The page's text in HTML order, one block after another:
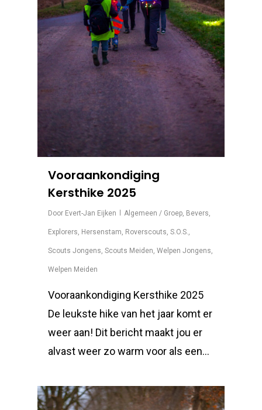
Vooraankondiging
Kersthike 2025
Door Evert-Jan Eijken Algemeen / Groep, Bevers,
Explorers, Hersenstam, Roverscouts, S.O.S.,
Scouts Jongens, Scouts Meiden, Welpen Jongens,
Welpen Meiden
Vooraankondiging Kersthike 2025
De leukste hike van het jaar komt er
weer aan! Dit bericht maakt jou er
alvast weer zo warm voor als een...